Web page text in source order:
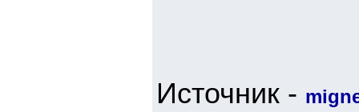
Источник -